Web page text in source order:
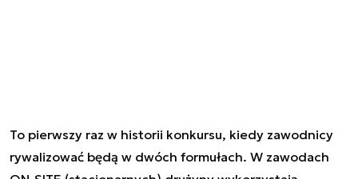
To pierwszy raz w historii konkursu, kiedy zawodnicy
rywalizować będą w dwóch formułach. W zawodach